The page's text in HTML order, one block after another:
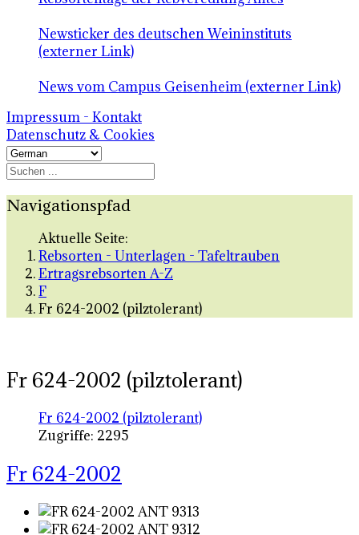
Newsticker des deutschen Weininstituts
(externer Link)
News vom Campus Geisenheim (externer Link)
Impressum - Kontakt
Datenschutz & Cookies
Navigationspfad
Aktuelle Seite:
Rebsorten - Unterlagen - Tafeltrauben
Ertragsrebsorten A-Z
F
Fr 624-2002 (pilztolerant)
Fr 624-2002 (pilztolerant)
Fr 624-2002 (pilztolerant)
Zugriffe: 2295
Fr 624-2002